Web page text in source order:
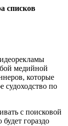
списков
медийной
которые
судоходство по
с поисковой
гораздо